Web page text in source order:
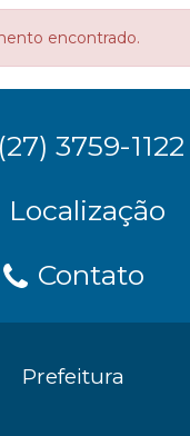
encontrado.
(27) 3759-1122
Localização
Contato
Prefeitura